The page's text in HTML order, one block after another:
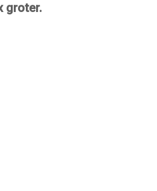
groter.